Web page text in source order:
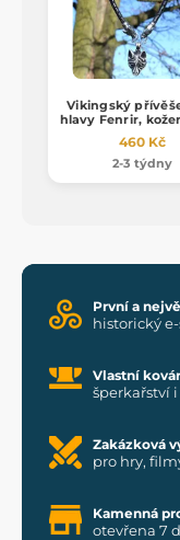
Vikingský
hlavy Fenrir,
460 Kč
2-3 týdny
První a
historický
Vlastní
šperkařství
Zakázková
pro hry,
Kamenná
otevřena 7